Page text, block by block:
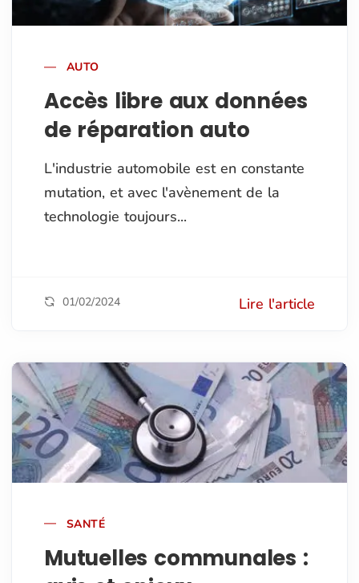
AUTO
Accès libre aux données
de réparation auto
L'industrie automobile est en constante
mutation, et avec l'avènement de la
technologie toujours...
01/02/2024 Lire l'article
SANTÉ
Mutuelles communales :